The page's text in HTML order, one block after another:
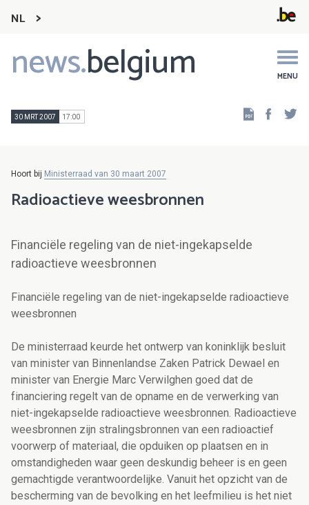
NL
news.belgium MENU
Main
navigation
30 MRT 2007 17:00
Hoort bij Ministerraad van 30 maart 2007
Radioactieve weesbronnen
Financiële regeling van de niet-ingekapselde
radioactieve weesbronnen
Financiële regeling van de niet-ingekapselde radioactieve
weesbronnen
De ministerraad keurde het ontwerp van koninklijk besluit
van minister van Binnenlandse Zaken Patrick Dewael en
minister van Energie Marc Verwilghen goed dat de
financiering regelt van de opname en de verwerking van
niet-ingekapselde radioactieve weesbronnen. Radioactieve
weesbronnen zijn stralingsbronnen van een radioactief
voorwerp of materiaal, die opduiken op plaatsen en in
omstandigheden waar geen deskundig beheer is en geen
gemachtigde verantwoordelijke. Vanuit het opzicht van de
bescherming van de bevolking en het leefmilieu is het niet